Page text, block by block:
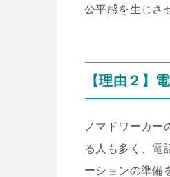
公平感を生じさ
【理由２】
ノマドワーカ
る人も多く、電
ーションの準備